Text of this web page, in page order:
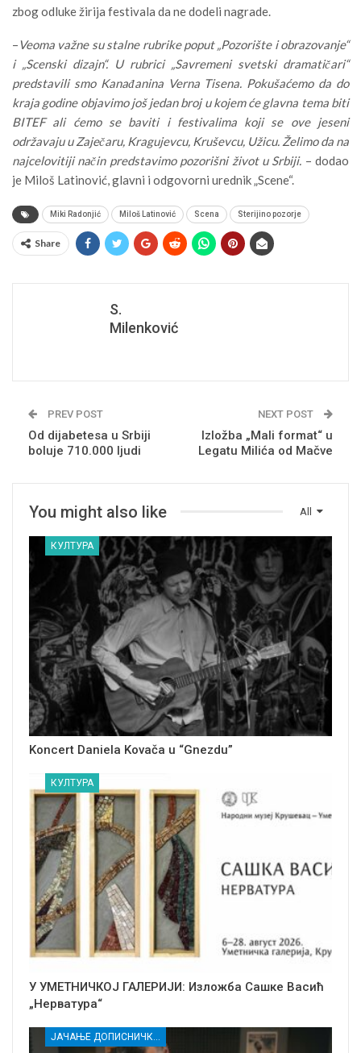
zbog odluke žirija festivala da ne dodeli nagrade.
–Veoma važne su stalne rubrike poput „Pozorište i obrazovanje“
i „Scenski dizajn“. U rubrici „Savremeni svetski dramatičari“
predstavili smo Kanađanina Verna Tisena. Pokušaćemo da do
kraja godine objavimo još jedan broj u kojem će glavna tema biti
BITEF ali ćemo se baviti i festivalima koji se ove jeseni
održavaju u Zaječaru, Kragujevcu, Kruševcu, Užicu. Želimo da na
najcelovitiji način predstavimo pozorišni život u Srbiji. – dodao
je Miloš Latinović, glavni i odgovorni urednik „Scene“.
Miki Radonjić Miloš Latinović Scena Sterijino pozorje
Share
S.
Milenković
PREV POST
Od dijabetesa u Srbiji
boluje 710.000 ljudi
NEXT POST
Izložba „Mali format“ u
Legatu Milića od Mačve
All
You might also like
КУЛТУРА
Koncert Daniela Kovača u “Gnezdu”
КУЛТУРА
У УМЕТНИЧКОЈ ГАЛЕРИЈИ: Изложба Сашке Васић
„Нерватура“
ЈАЧАЊЕ ДОПИСНИЧКЕ МРЕЖЕ НЕЗАВИСНИХ МЕДИЈА У РАСИНСКОМ ОКРУГУ